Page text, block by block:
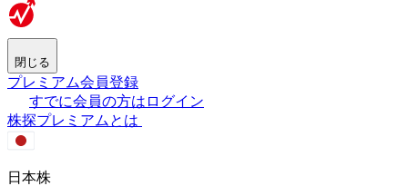
閉じる
プレミアム会員登録
すでに会員の方はログイン
株探プレミアムとは
日本株